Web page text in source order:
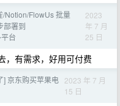
/Notion/FlowUs 批量
部署到
台
2023
年 7 月
25 日
，有需求，好用可付费
] 京东购买苹果电 2023 年 7 月
15 日